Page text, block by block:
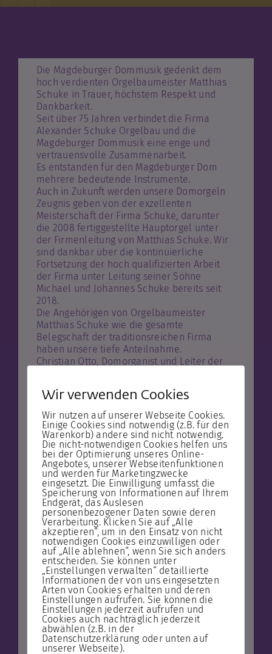
Die Magdeburger Dommusik gedenkt dem
hoch verdienten Orgelbaumeister Matthias
Schuke in Trauer, höchstem Respekt und
Dankbarkeit.
Seit über 75 Jahren verbindet die Firma
Alexander Schuke Orgelbau und die
Magdeburger Dommusik eine enge und
vertrauensvolle Zusammenarbeit.
Es entstanden für den Magdeburger Dom
mehrere bedeutende Instrumente.
Auch in Zukunft werden unsere Domorgeln
Zeugnis geben von der exzellenten
Meisterschaft der Firma Schuke, darunter
die 2008 fertiggestellte Hauptorgel unter
der Firmenleitung von Matthias Schuke. Wir
sind dankbar über die kontinuierliche
Fortsetzung der hoch qualifizierten Arbeit
der Firma unter Leitung seiner Söhne
Michael und Johannes Schuke bereits seit
2018.
Die Angehörigen von Orgelbaumeister
Matthias Schuke wie die gesamte
Belegschaft der traditionsreichen Firma
haben unsere tiefe Anteilnahme.
Christian Otto, Domorganist und Leiter der
Wir verwenden Cookies
Wir nutzen auf unserer Webseite Cookies.
Einige Cookies sind notwendig (z.B. für den
Warenkorb) andere sind nicht notwendig.
Die nicht-notwendigen Cookies helfen uns
bei der Optimierung unseres Online-
Angebotes, unserer Webseitenfunktionen
und werden für Marketingzwecke
eingesetzt. Die Einwilligung umfasst die
Speicherung von Informationen auf Ihrem
Endgerät, das Auslesen
personenbezogener Daten sowie deren
Verarbeitung. Klicken Sie auf „Alle
akzeptieren“, um in den Einsatz von nicht
notwendigen Cookies einzuwilligen oder
auf „Alle ablehnen“, wenn Sie sich anders
entscheiden. Sie können unter
„Einstellungen verwalten“ detaillierte
Informationen der von uns eingesetzten
Arten von Cookies erhalten und deren
Einstellungen aufrufen. Sie können die
Einstellungen jederzeit aufrufen und
Cookies auch nachträglich jederzeit
abwählen (z.B. in der
Datenschutzerklärung oder unten auf
unserer Webseite).